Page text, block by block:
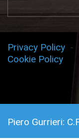
Privacy Policy -
Cookie Policy
Piero Gurrieri: